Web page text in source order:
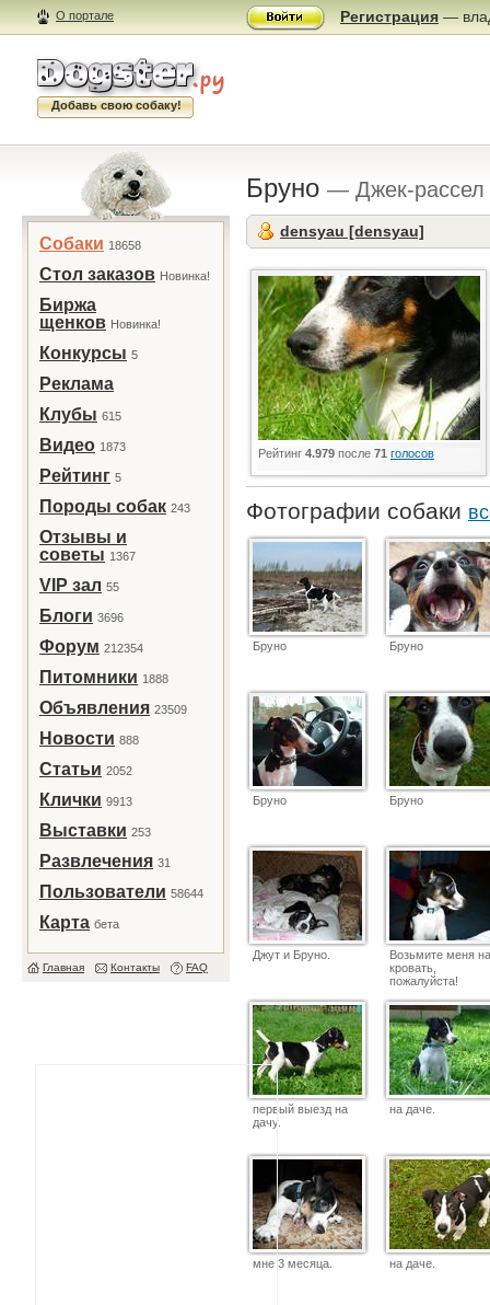
О портале Регистрация —
Добавь свою собаку!
Собаки 18658
Стол заказов Новинка!
Биржа
щенков Новинка!
Конкурсы 5
Реклама
Клубы 615
Видео 1873
Рейтинг 5
Породы собак 243
Отзывы и
советы 1367
VIP зал 55
Блоги 3696
Форум 212354
Питомники 1888
Объявления 23509
Новости 888
Статьи 2052
Клички 9913
Выставки 253
Развлечения 31
Пользователи 58644
Карта бета
Главная Контакты FAQ
Бруно — Джек-рассел
densyau [densyau]
Рейтинг 4.979 после 71 голосов
Фотографии собаки
Бруно Бруно
Бруно Бруно
Джут и Бруно.
Возьмите меня на
кровать,
пожалуйста!
первый выезд на
дачу.
на даче.
мне 3 месяца. на даче.